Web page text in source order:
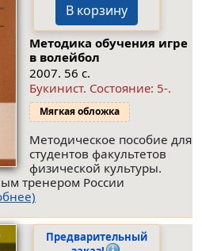
В корзину
Методика обучения игре
в волейбол
2007. 56 с.
Букинист. Состояние: 5-.
Мягкая обложка
Методическое пособие для
студентов факультетов
физической культуры.
тренером России
Предварительный